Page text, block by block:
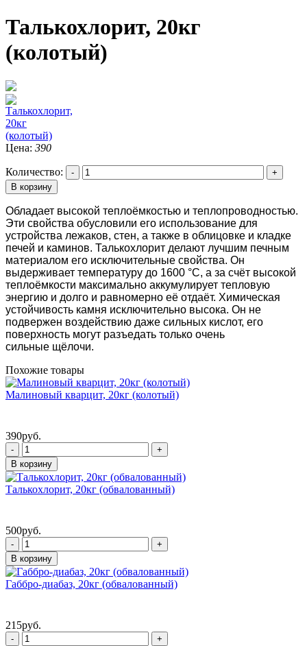
Талькохлорит, 20кг
(колотый)
Цена: 390
Количество: -
+
В корзину
Обладает высокой теплоёмкостью и теплопроводностью.
Эти свойства обусловили его использование для
устройства лежаков, стен, а также в облицовке и кладке
печей и каминов. Талькохлорит делают лучшим печным
материалом его исключительные свойства. Он
выдерживает температуру до 1600 °C, а за счёт высокой
теплоёмкости максимально аккумулирует тепловую
энергию и долго и равномерно её отдаёт. Химическая
устойчивость камня исключительно высока. Он не
подвержен воздействию даже сильных кислот, его
поверхность могут разъедать только очень
сильные щёлочи.
Похожие товары
Малиновый кварцит, 20кг (колотый)
390руб.
-
+
В корзину
Талькохлорит, 20кг (обвалованный)
500руб.
-
+
В корзину
Габбро-диабаз, 20кг (обвалованный)
215руб.
- +